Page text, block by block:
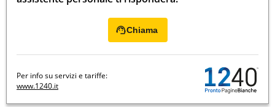
Chiama
Per info su servizi e tariffe:
www.1240.it